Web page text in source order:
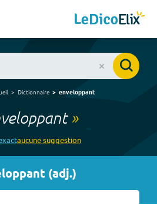
Dictionnaire enveloppant
»
aucunesuggestion
(adj.)